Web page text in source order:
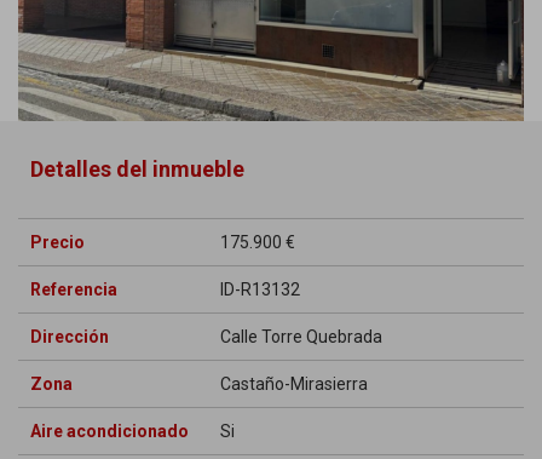
Detalles del inmueble
Precio 175.900 €
Referencia ID-R13132
Dirección Calle Torre Quebrada
Zona Castaño-Mirasierra
Aire acondicionado Si